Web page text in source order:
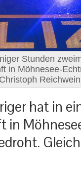
Stunden
in Möhnesee-
Reichwein
hat in